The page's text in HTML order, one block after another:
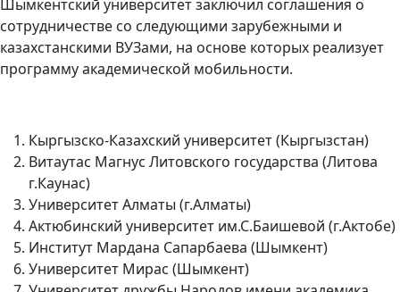
Шымкентский университет заключил соглашения о
сотрудничестве со следующими зарубежными и
казахстанскими ВУЗами, на основе которых реализует
программу академической мобильности.
Кыргызско-Казахский университет (Кыргызстан)
Витаутас Магнус Литовского государства (Литова
г.Каунас)
Университет Алматы (г.Алматы)
Актюбинский университет им.С.Баишевой (г.Актобе)
Институт Мардана Сапарбаева (Шымкент)
Университет Мирас (Шымкент)